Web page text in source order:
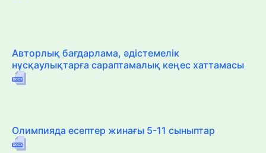
Авторлық бағдарлама, әдістемелік
нұсқаулықтарға сараптамалық кеңес хаттамасы
Олимпияда есептер жинағы 5-11 сыныптар